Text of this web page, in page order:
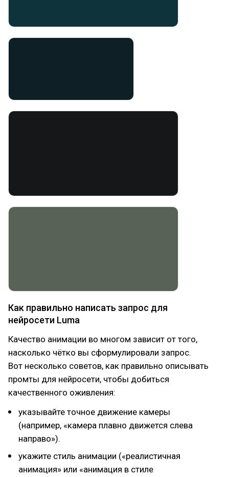
Как правильно написать запрос для
нейросети Luma
Качество анимации во многом зависит от того,
насколько чётко вы сформулировали запрос.
Вот несколько советов, как правильно описывать
промты для нейросети, чтобы добиться
качественного оживления:
указывайте точное движение камеры
(например, «камера плавно движется слева
направо»).
укажите стиль анимации («реалистичная
анимация» или «анимация в стиле